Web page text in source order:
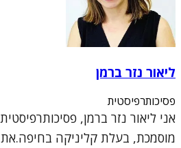
ליאור נזר ברמן
פסיכותרפיסטית
אני ליאור נזר ברמן,
מוסמכת, בעלת קליניקה